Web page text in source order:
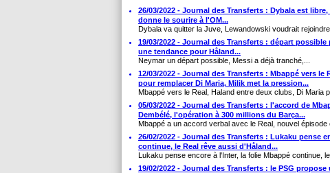
26/03/2022 - Journal des Transferts : Dybala est
donne le sourire à l'OM...
Dybala va quitter la Juve, Lewandowski voudrait rejoindre
19/03/2022 - Journal des Transferts : départ possible
une tendance pour Håland...
Neymar un départ possible, Messi a déjà tranché,...
12/03/2022 - Journal des Transferts : Mbappé vers le
pour remplacer Di Maria, Milik met la pression...
Mbappé vers le Real, Haland entre deux clubs, Di Maria
05/03/2022 - Journal des Transferts : l'accord de
Dembélé, l'opération à 300 millions du Barça...
Mbappé a un accord verbal avec le Real, nouvel épisode
26/02/2022 - Journal des Transferts : Lukaku pense
continue, le Real rêve aussi d'Håland...
Lukaku pense encore à l'Inter, la folie Mbappé continue,
19/02/2022 - Journal des Transferts : le PSG